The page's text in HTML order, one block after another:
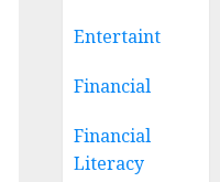
Entertaint
Financial
Financial
Literacy